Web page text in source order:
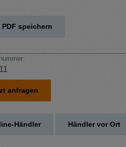
PDF speichern
anfragen
Händler Händler vor Ort